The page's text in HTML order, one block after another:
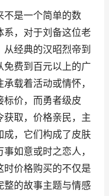
不是一个简单的数
系，对于刘备这位老
经典的汉昭烈帝到
费到百元以上的广
载着活动或情怀，
标价，而勇者级皮
获取，价格亲民，主
成，它们构成了皮肤
如意或时之恋人，
价格购买的不仅是
整的故事主题与情感